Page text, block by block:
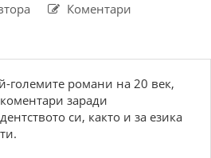
Коментари
големите романи на 20 век,
заради
си, както и за езика